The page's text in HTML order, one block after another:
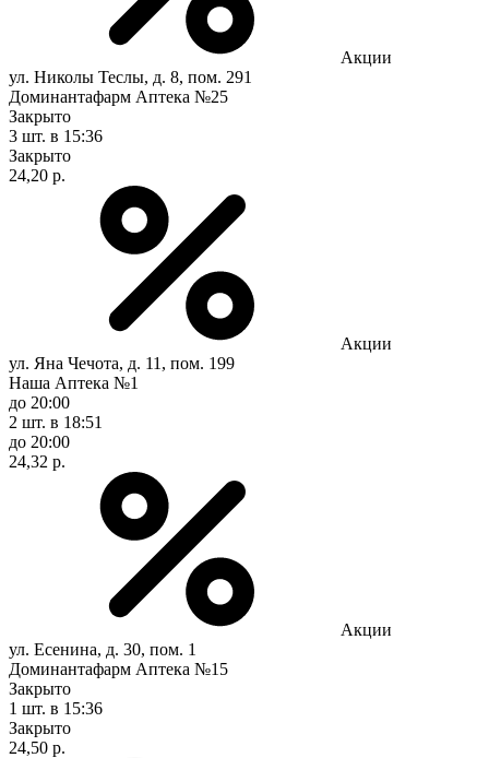
Акции
ул. Николы Теслы, д. 8, пом. 291
Доминантафарм Аптека №25
Закрыто
3 шт. в 15:36
Закрыто
24,20 р.
Акции
ул. Яна Чечота, д. 11, пом. 199
Наша Аптека №1
до 20:00
2 шт. в 18:51
до 20:00
24,32 р.
Акции
ул. Есенина, д. 30, пом. 1
Доминантафарм Аптека №15
Закрыто
1 шт. в 15:36
Закрыто
24,50 р.